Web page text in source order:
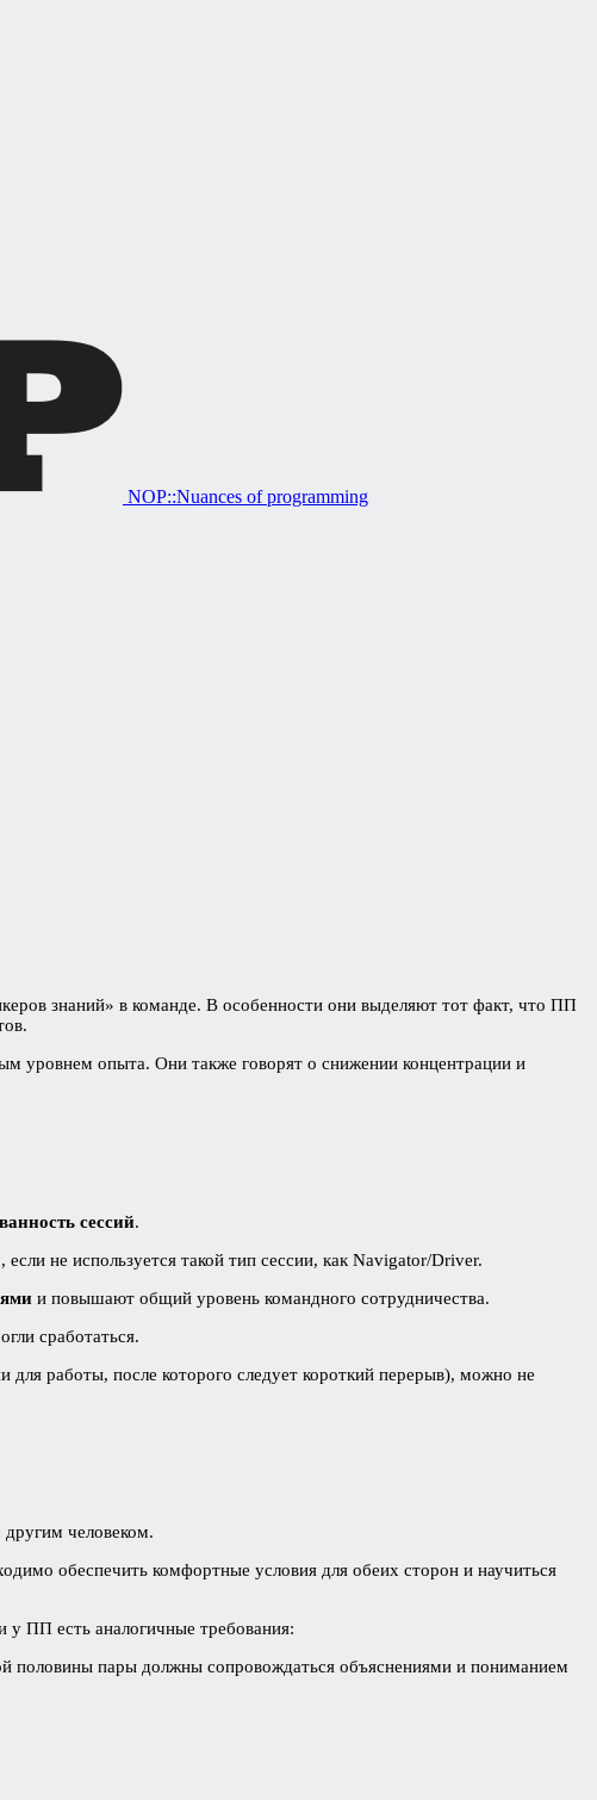
NOP::Nuances of programming
знаний» в команде. В особенности они выделяют тот факт, что ПП
уровнем опыта. Они также говорят о снижении концентрации и
сессий.
не используется такой тип сессии, как Navigator/Driver.
и повышают общий уровень командного сотрудничества.
сработаться.
для работы, после которого следует короткий перерыв), можно не
другим человеком.
обеспечить комфортные условия для обеих сторон и научиться
у ПП есть аналогичные требования:
половины пары должны сопровождаться объяснениями и пониманием